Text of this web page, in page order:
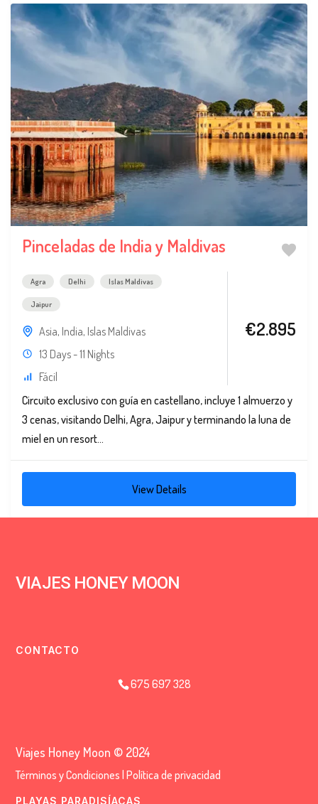
Pinceladas de India y Maldivas
Agra Delhi Islas Maldivas
Jaipur
Asia, India, Islas Maldivas
13 Days - 11 Nights
Fácil
€2.895
Circuito exclusivo con guía en castellano, incluye 1 almuerzo y
3 cenas, visitando Delhi, Agra, Jaipur y terminando la luna de
miel en un resort...
View Details
VIAJES HONEY MOON
CONTACTO
675 697 328
Viajes Honey Moon © 2024
Términos y Condiciones |Política de privacidad
PLAYAS PARADISÍACAS